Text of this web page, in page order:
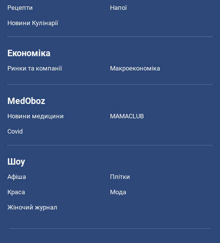
Рецепти Напої
Новини Кулінарії
Економіка
Ринки та компанії Макроекономіка
MedOboz
Новини медицини MAMACLUB
Covid
Шоу
Афіша Плітки
Краса Мода
Жіночий журнал